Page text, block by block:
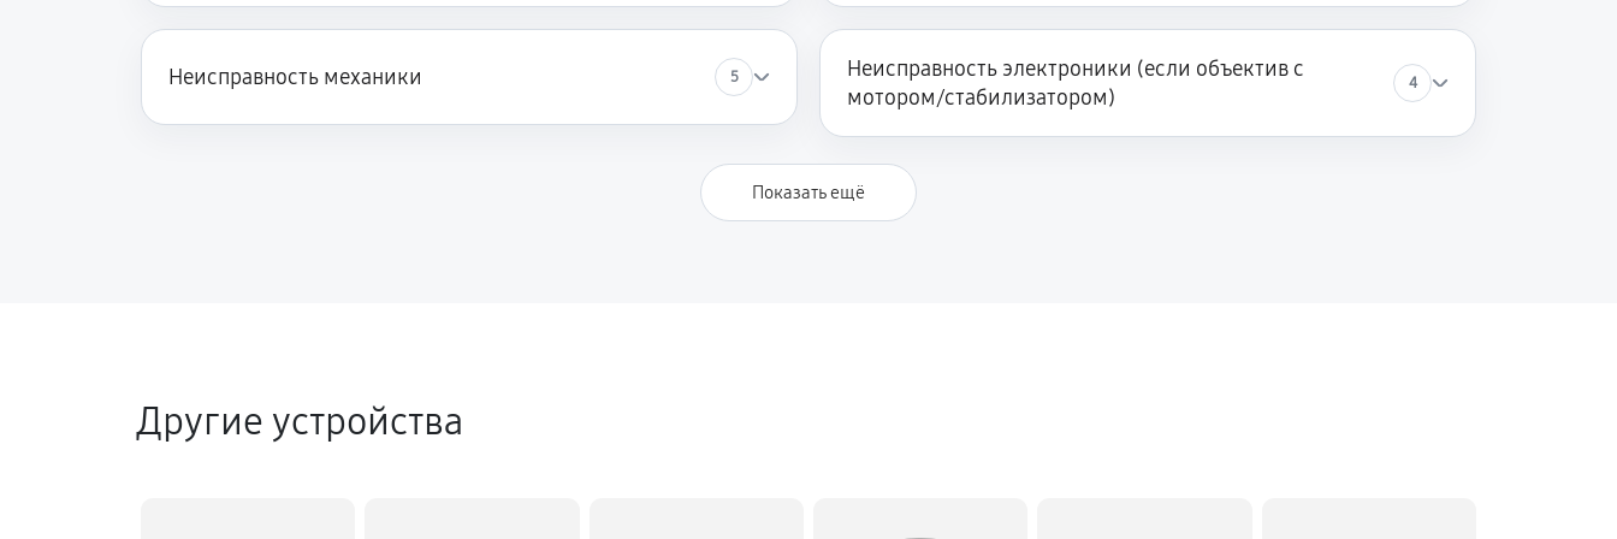
Неисправность механики 5
Неисправность электроники (если объектив с
мотором/стабилизатором)
4
Показать ещё
Другие устройства